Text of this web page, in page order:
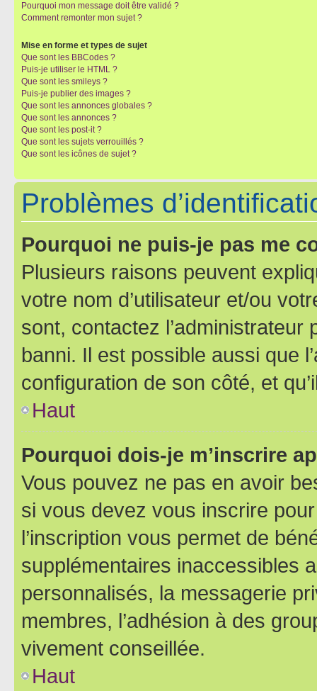
Pourquoi mon message doit être validé ?
Comment remonter mon sujet ?
Mise en forme et types de sujet
Que sont les BBCodes ?
Puis-je utiliser le HTML ?
Que sont les smileys ?
Puis-je publier des images ?
Que sont les annonces globales ?
Que sont les annonces ?
Que sont les post-it ?
Que sont les sujets verrouillés ?
Que sont les icônes de sujet ?
Problèmes
Pourquoi ne puis-je pas me
Plusieurs raisons peuvent
votre nom d’utilisateur et/ou
sont, contactez l’administrateur
banni. Il est possible aussi que
configuration de son côté, et
Haut
Pourquoi dois-je m’inscrire
Vous pouvez ne pas en avoir
si vous devez vous inscrire
l’inscription vous permet de
supplémentaires inaccessibles
personnalisés, la messagerie
membres, l’adhésion à des
vivement conseillée.
Haut